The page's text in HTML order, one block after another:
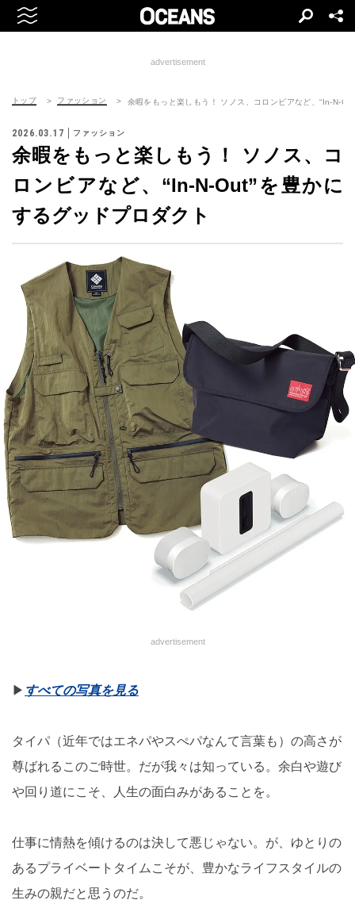
advertisement
トップ ファッション 余暇をもっと楽しもう！ ソノス、コロンビアなど、“In-N-
2026.03.17 ファッション
余暇をもっと楽しもう！ ソノス、コ
ロンビアなど、“In-N-Out”を豊かに
するグッドプロダクト
advertisement
▶︎ すべての写真を見る
タイパ（近年ではエネパやスぺパなんて言葉も）の高さが
尊ばれるこのご時世。だが我々は知っている。余白や遊び
や回り道にこそ、人生の面白みがあることを。
仕事に情熱を傾けるのは決して悪じゃない。が、ゆとりの
あるプライベートタイムこそが、豊かなライフスタイルの
生みの親だと思うのだ。